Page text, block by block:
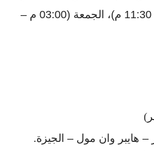
الخميس (09:00 ص – 11:30 م)، الجمعة (03:00 م –